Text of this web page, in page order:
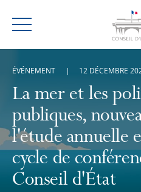
Menu
La mer et les
publiques,
l'étude annuelle
cycle de
Conseil d'État
ÉVÉNEMENT 12 DÉCEMBRE